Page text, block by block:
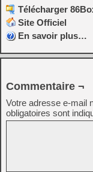
Télécharger
Site Officiel
En savoir plus…
Commentaire ¬
Votre adresse e-mail
obligatoires sont